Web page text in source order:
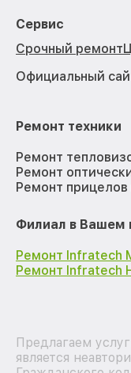
Сервис
Срочный ремонт
Официальный
Ремонт техники
Ремонт
Ремонт
Ремонт прицелов
Филиал в Вашем
Ремонт Infratech
Ремонт Infratech
Предлагаем
является